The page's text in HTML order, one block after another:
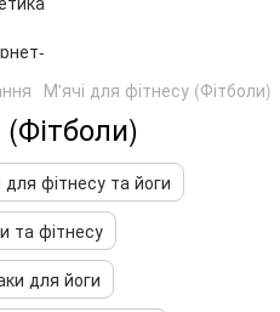
М'ячі для фітнесу (Фітболи)
фітнесу та йоги
та фітнесу
для йоги